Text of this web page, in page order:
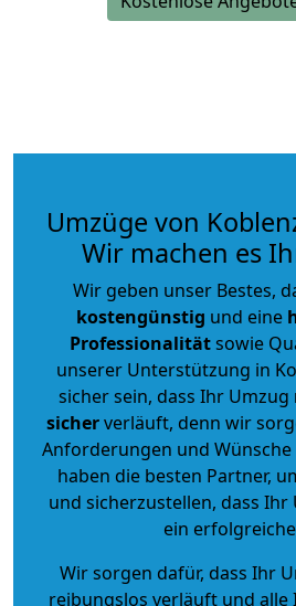
Umzüge von
Wir machen es
Wir geben unser Bestes,
kostengünstig und eine
Professionalitätsowie
unserer Unterstützung in
sicher sein, dass Ihr Umzug
sicherverläuft, denn wir
Anforderungen und
haben die besten Partner,
und sicherzustellen, dass Ihr
ein
Wir sorgen dafür, dass Ihr
reibungslos verläuft und alle